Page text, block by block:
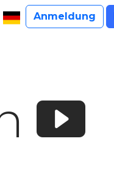
Anmeldung